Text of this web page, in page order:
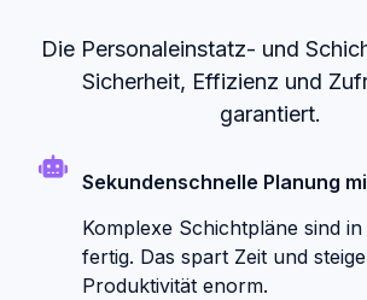
Die Personaleinstatz- und
Sicherheit, Effizienz und
garantiert.
Sekundenschnelle Planung
Komplexe Schichtpläne sind
fertig. Das spart Zeit und
Produktivität enorm.